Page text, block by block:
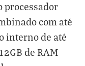
processador
com até
interno de até
de RAM